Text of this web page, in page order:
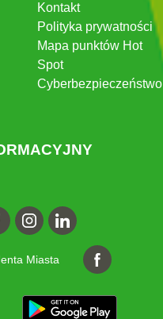
Kontakt
Polityka prywatności
Mapa punktów Hot
Spot
Cyberbezpieczeństwo
Miasta